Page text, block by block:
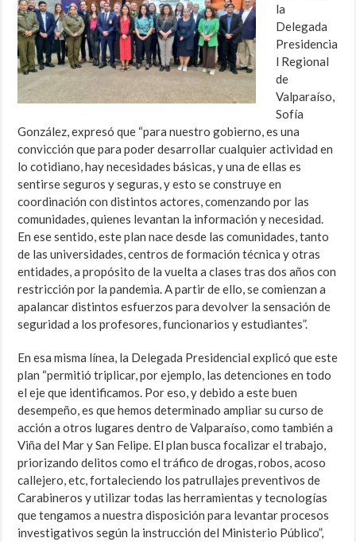
la
Delegada
Presidencia
l Regional
de
Valparaíso,
Sofía
González, expresó que “para nuestro gobierno, es una
convicción que para poder desarrollar cualquier actividad en
lo cotidiano, hay necesidades básicas, y una de ellas es
sentirse seguros y seguras, y esto se construye en
coordinación con distintos actores, comenzando por las
comunidades, quienes levantan la información y necesidad.
En ese sentido, este plan nace desde las comunidades, tanto
de las universidades, centros de formación técnica y otras
entidades, a propósito de la vuelta a clases tras dos años con
restricción por la pandemia. A partir de ello, se comienzan a
apalancar distintos esfuerzos para devolver la sensación de
seguridad a los profesores, funcionarios y estudiantes”.
En esa misma línea, la Delegada Presidencial explicó que este
plan “permitió triplicar, por ejemplo, las detenciones en todo
el eje que identificamos. Por eso, y debido a este buen
desempeño, es que hemos determinado ampliar su curso de
acción a otros lugares dentro de Valparaíso, como también a
Viña del Mar y San Felipe. El plan busca focalizar el trabajo,
priorizando delitos como el tráfico de drogas, robos, acoso
callejero, etc, fortaleciendo los patrullajes preventivos de
Carabineros y utilizar todas las herramientas y tecnologías
que tengamos a nuestra disposición para levantar procesos
investigativos según la instrucción del Ministerio Público”,